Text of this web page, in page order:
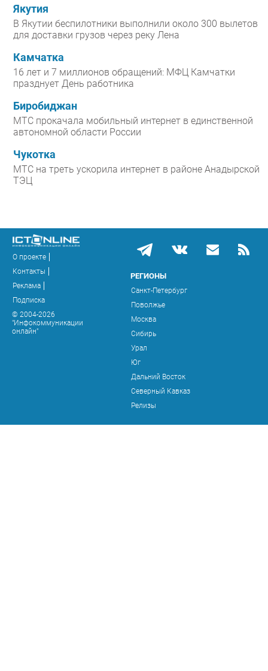
Якутия
В Якутии беспилотники выполнили около 300 вылетов
для доставки грузов через реку Лена
Камчатка
16 лет и 7 миллионов обращений: МФЦ Камчатки
празднует День работника
Биробиджан
МТС прокачала мобильный интернет в единственной
автономной области России
Чукотка
МТС на треть ускорила интернет в районе Анадырской
ТЭЦ
О проекте
Контакты
Реклама
Подписка
© 2004-2026
"Инфокоммуникации
онлайн"
РЕГИОНЫ
Санкт-Петербург
Поволжье
Москва
Сибирь
Урал
Юг
Дальний Восток
Северный Кавказ
Релизы